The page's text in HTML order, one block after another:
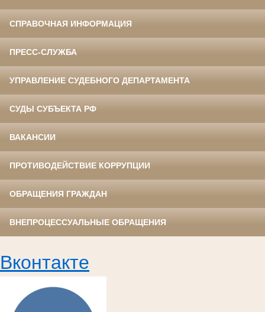
СПРАВОЧНАЯ ИНФОРМАЦИЯ
ПРЕСС-СЛУЖБА
УПРАВЛЕНИЕ СУДЕБНОГО ДЕПАРТАМЕНТА
СУДЫ СУБЪЕКТА РФ
ВАКАНСИИ
ПРОТИВОДЕЙСТВИЕ КОРРУПЦИИ
ОБРАЩЕНИЯ ГРАЖДАН
ВНЕПРОЦЕССУАЛЬНЫЕ ОБРАЩЕНИЯ
Вконтакте